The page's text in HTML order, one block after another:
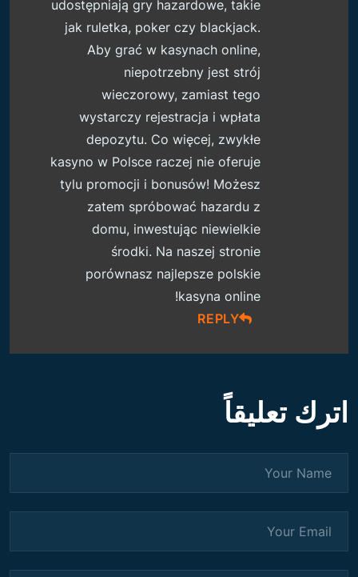
udostępniają gry hazardowe, takie
jak ruletka, poker czy blackjack.
Aby grać w kasynach online,
niepotrzebny jest strój
wieczorowy, zamiast tego
wystarczy rejestracja i wpłata
depozytu. Co więcej, zwykłe
kasyno w Polsce raczej nie oferuje
tylu promocji i bonusów! Możesz
zatem spróbować hazardu z
domu, inwestując niewielkie
środki. Na naszej stronie
porównasz najlepsze polskie
kasyna online!
REPLY
اترك تعليقاً